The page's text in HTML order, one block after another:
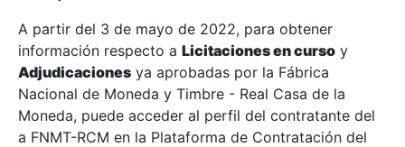
Mostrar/Ocultar
A partir del 3 de mayo de 2022, para obtener
información respecto a Licitaciones en curso y
Adjudicaciones ya aprobadas por la Fábrica
Nacional de Moneda y Timbre - Real Casa de la
Moneda, puede acceder al perfil del contratante del
a FNMT-RCM en la Plataforma de Contratación del